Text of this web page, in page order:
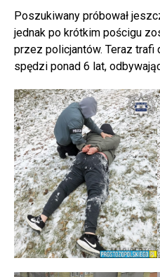
Poszukiwany próbował
jednak po krótkim pościgu
przez policjantów. Teraz trafi
spędzi ponad 6 lat,